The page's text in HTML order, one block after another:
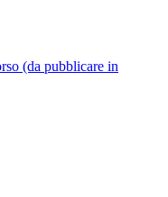
(da pubblicare in